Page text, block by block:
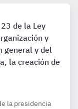
de la Ley
y
general y del
la creación de
la presidencia